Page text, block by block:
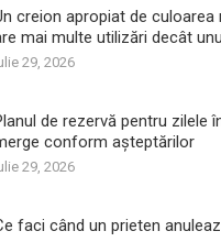
creion apropiat de culoarea
mai multe utilizări decât
29, 2026
de rezervă pentru zilele
conform așteptărilor
29, 2026
faci când un prieten